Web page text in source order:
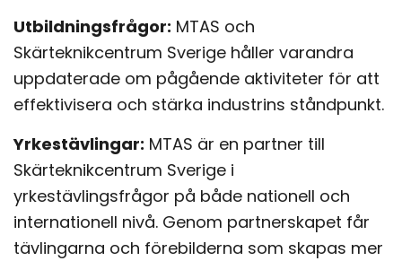
Utbildningsfrågor: MTAS och
Skärteknikcentrum Sverige håller varandra
uppdaterade om pågående aktiviteter för att
effektivisera och stärka industrins ståndpunkt.
Yrkestävlingar: MTAS är en partner till
Skärteknikcentrum Sverige i
yrkestävlingsfrågor på både nationell och
internationell nivå. Genom partnerskapet får
tävlingarna och förebilderna som skapas mer